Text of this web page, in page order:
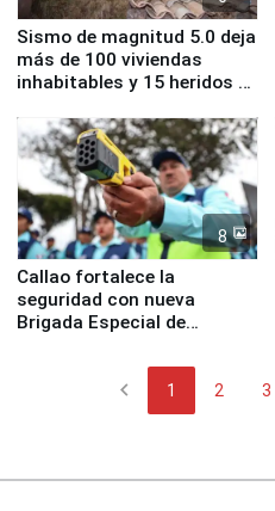
Sismo de magnitud 5.0 deja
más de 100 viviendas
inhabitables y 15 heridos en
8
Callao fortalece la
seguridad con nueva
Brigada Especial de
equipamiento para
chevron_left 1 2 3